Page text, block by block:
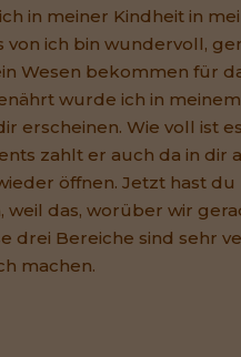
in meiner Kindheit in
ich bin wundervoll,
Wesen bekommen für
wurde ich in
erscheinen. Wie voll ist
zahlt er auch da in dir
öffnen. Jetzt hast
das, worüber wir
drei Bereiche sind sehr
machen.